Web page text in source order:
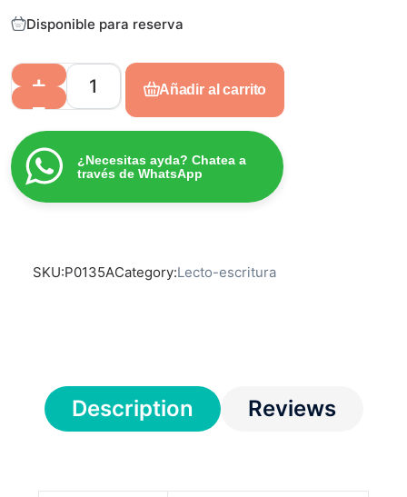
Disponible para reserva
Añadir al carrito
¿Necesitas ayda? Chatea a
través de WhatsApp
SKU:P0135ACategory:Lecto-escritura
Description Reviews